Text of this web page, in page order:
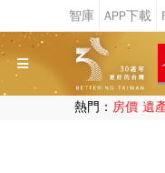
熱門： 房價 遺